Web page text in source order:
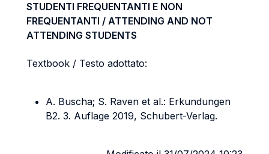
STUDENTI FREQUENTANTI E NON
FREQUENTANTI / ATTENDING AND NOT
ATTENDING STUDENTS
Textbook / Testo adottato:
A. Buscha; S. Raven et al.: Erkundungen
B2. 3. Auflage 2019, Schubert-Verlag.